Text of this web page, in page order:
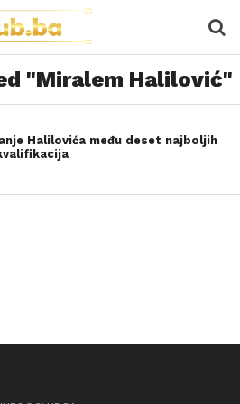
"Miralem Halilović"
Halilovića među deset najboljih